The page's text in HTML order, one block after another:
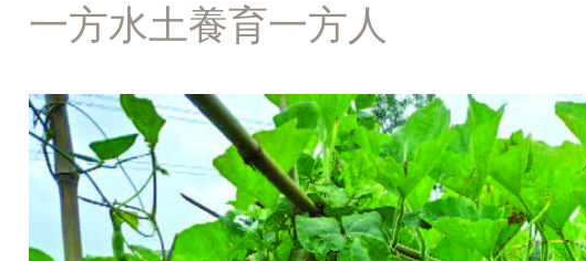
一方水土養育一方人